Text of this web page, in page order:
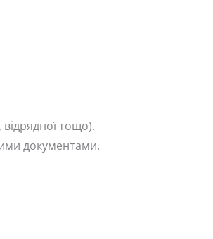
тощо).
документами.